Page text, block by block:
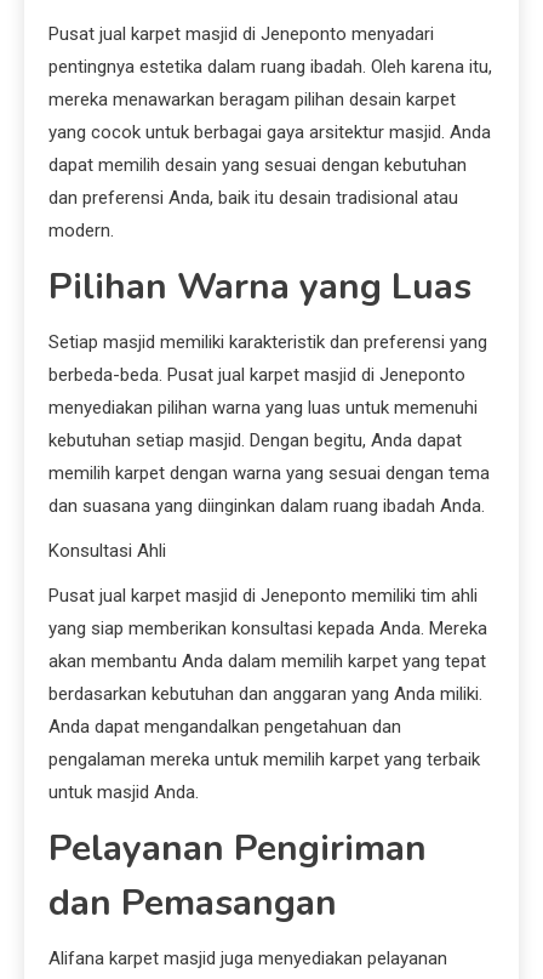
Pusat jual karpet masjid di Jeneponto menyadari
pentingnya estetika dalam ruang ibadah. Oleh karena itu,
mereka menawarkan beragam pilihan desain karpet
yang cocok untuk berbagai gaya arsitektur masjid. Anda
dapat memilih desain yang sesuai dengan kebutuhan
dan preferensi Anda, baik itu desain tradisional atau
modern.
Pilihan Warna yang Luas
Setiap masjid memiliki karakteristik dan preferensi yang
berbeda-beda. Pusat jual karpet masjid di Jeneponto
menyediakan pilihan warna yang luas untuk memenuhi
kebutuhan setiap masjid. Dengan begitu, Anda dapat
memilih karpet dengan warna yang sesuai dengan tema
dan suasana yang diinginkan dalam ruang ibadah Anda.
Konsultasi Ahli
Pusat jual karpet masjid di Jeneponto memiliki tim ahli
yang siap memberikan konsultasi kepada Anda. Mereka
akan membantu Anda dalam memilih karpet yang tepat
berdasarkan kebutuhan dan anggaran yang Anda miliki.
Anda dapat mengandalkan pengetahuan dan
pengalaman mereka untuk memilih karpet yang terbaik
untuk masjid Anda.
Pelayanan Pengiriman
dan Pemasangan
Alifana karpet masjid juga menyediakan pelayanan